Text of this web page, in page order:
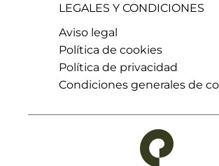
LEGALES Y CONDICIONES
Aviso legal
Política de cookies
Política de privacidad
Condiciones generales de